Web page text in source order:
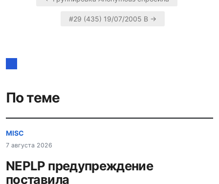
Навигация#29 (435) 19/07/2005 В →
По теме
MISC
7 августа 2026
NEPLP предупреждение
поставила